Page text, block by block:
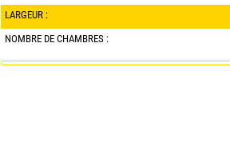
LARGEUR :
NOMBRE DE CHAMBRES :